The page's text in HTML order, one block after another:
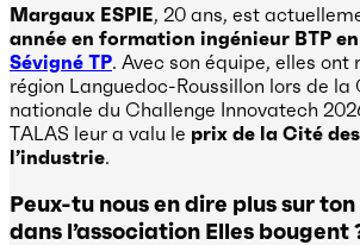
Margaux ESPIE, 20 ans, est
année en formation ingénieur BTP
Sévigné TP. Avec son équipe, elles ont
région Languedoc-Roussillon lors de la
nationale du Challenge Innovatech
TALAS leur a valu le prix de la Cité
l’industrie.
Peux-tu nous en dire plus sur
dans l’association Elles bougent